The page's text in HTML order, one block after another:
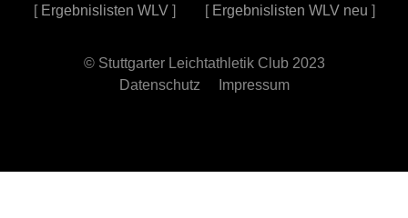
[ Ergebnislisten WLV] [ Ergebnislisten WLV neu ]
© Stuttgarter Leichtathletik Club 2023
Datenschutz
Impressum